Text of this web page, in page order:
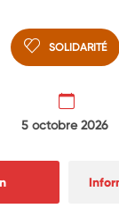
SOLIDARITÉ
5 octobre 2026